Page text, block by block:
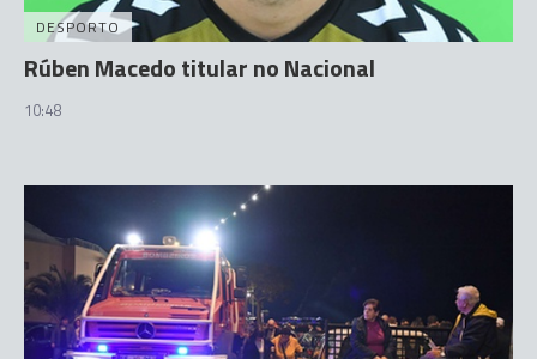
DESPORTO
Rúben Macedo titular no Nacional
10:48